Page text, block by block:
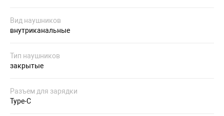
Вид наушников
внутриканальные
Тип наушников
закрытые
Разъем для зарядки
Type-C